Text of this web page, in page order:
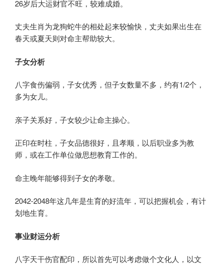
26岁后大运财官不旺，较难成婚。
丈夫生肖为龙狗蛇牛的相处起来较愉快，丈夫如果出生在
春天或夏天则对命主帮助较大。
子女分析
八字食伤偏弱，子女优秀，但子女数量不多，约有1/2个，
多为女儿。
亲子关系好，子女较少让命主操心。
正印在时柱，子女品德很好，且孝顺，以后职业多为教
师，或在工作单位做思想教育工作的。
命主晚年能够得到子女的孝敬。
2042-2048年这几年是生育的好流年，可以把握机会，有计
划地生育。
事业财运分析
八字天干伤官配印，所以首先可以考虑做个文化人，以文